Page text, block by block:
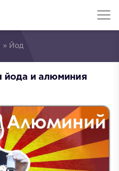
» Йод
йода и алюминия